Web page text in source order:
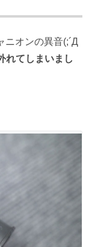
ニオンの異音(;´Д
れてしまいまし